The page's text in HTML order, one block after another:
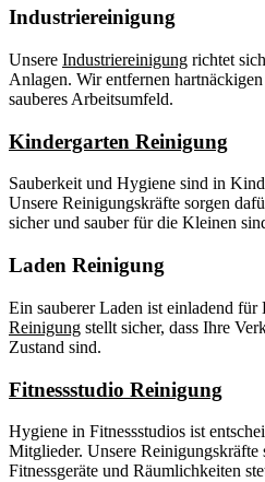
Industriereinigung
Unsere Industriereinigung richtet
Anlagen. Wir entfernen
sauberes Arbeitsumfeld.
Kindergarten Reinigung
Sauberkeit und Hygiene sind in
Unsere Reinigungskräfte sorgen
sicher und sauber für die Kleinen
Laden Reinigung
Ein sauberer Laden ist einladend für
Reinigung stellt sicher, dass Ihre
Zustand sind.
Fitnessstudio Reinigung
Hygiene in Fitnessstudios ist
Mitglieder. Unsere Reinigungskräfte
Fitnessgeräte und Räumlichkeiten